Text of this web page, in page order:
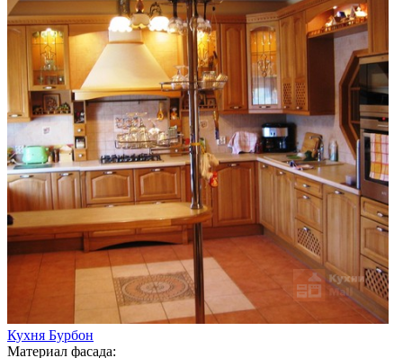
Кухня Бурбон
Материал фасада: